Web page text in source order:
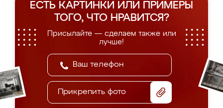
ЕСТЬ КАРТИНКИ ИЛИ ПРИМЕРЫ
ТОГО, ЧТО НРАВИТСЯ?
Присылайте — сделаем также или
лучше!
Прикрепить фото